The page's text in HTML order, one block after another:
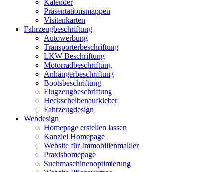
Kalender
Präsentationsmappen
Visitenkarten
Fahrzeugbeschriftung
Autowerbung
Transporterbeschriftung
LKW Beschriftung
Motorradbeschriftung
Anhängerbeschriftung
Bootsbeschriftung
Flugzeugbeschriftung
Heckscheibenaufkleber
Fahrzeugdesign
Webdesign
Homepage erstellen lassen
Kanzlei Homepage
Website für Immobilienmakler
Praxishomepage
Suchmaschinenoptimierung